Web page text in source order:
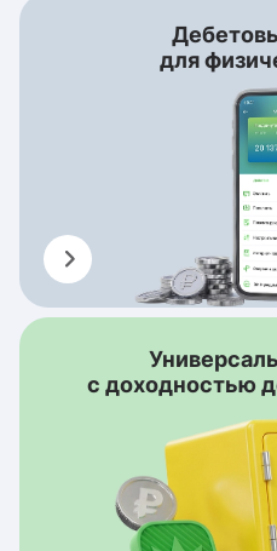
для
с доходностью